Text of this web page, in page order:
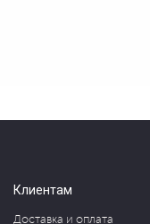
Клиентам
Доставка и оплата